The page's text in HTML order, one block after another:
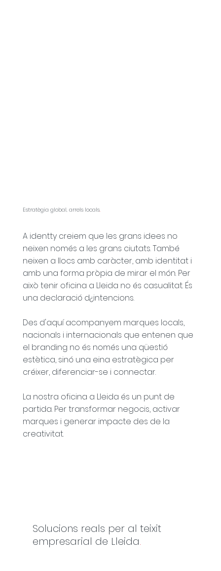
Estratègia global, arrels locals.
A identty creiem que les grans idees no
neixen només a les grans ciutats. També
neixen a llocs amb caràcter, amb identitat i
amb una forma pròpia de mirar el món. Per
això tenir oficina a Lleida no és casualitat. És
una declaració d¿intencions.
Des d'aquí acompanyem marques locals,
nacionals i internacionals que entenen que
el branding no és només una qüestió
estètica, sinó una eina estratègica per
créixer, diferenciar-se i connectar.
La nostra oficina a Lleida és un punt de
partida. Per transformar negocis, activar
marques i generar impacte des de la
creativitat.
Solucions reals per al teixit
empresarial de Lleida.